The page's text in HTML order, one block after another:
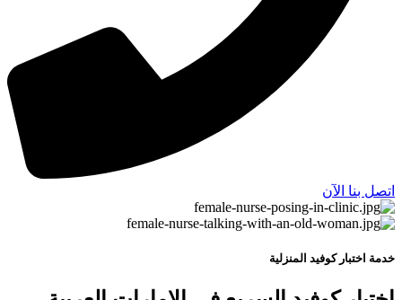
اتصل بنا الآن
خدمة اختبار كوفيد المنزلية